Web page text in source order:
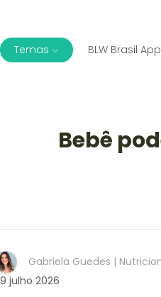
Temas BLW Brasil App
Bebê
Gabriela Guedes |
julho 2026